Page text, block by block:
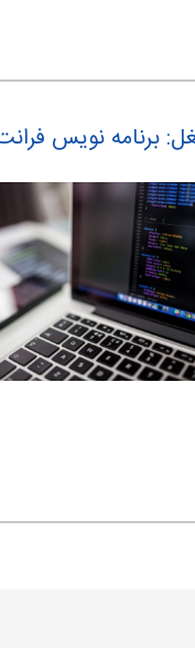
برنامه نویس